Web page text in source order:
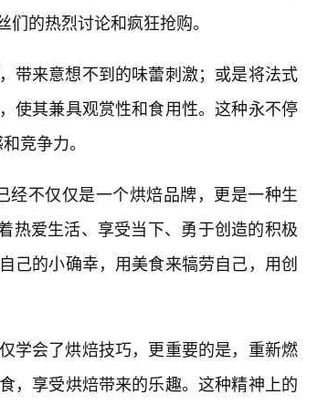
的热烈讨论和疯狂抢购。
带来意想不到的味蕾刺激；或是将法式
使其兼具观赏性和食用性。这种永不停
竞争力。
经不仅仅是一个烘焙品牌，更是一种生
热爱生活、享受当下、勇于创造的积极
己的小确幸，用美食来犒劳自己，用创
学会了烘焙技巧，更重要的是，重新燃
，享受烘焙带来的乐趣。这种精神上的